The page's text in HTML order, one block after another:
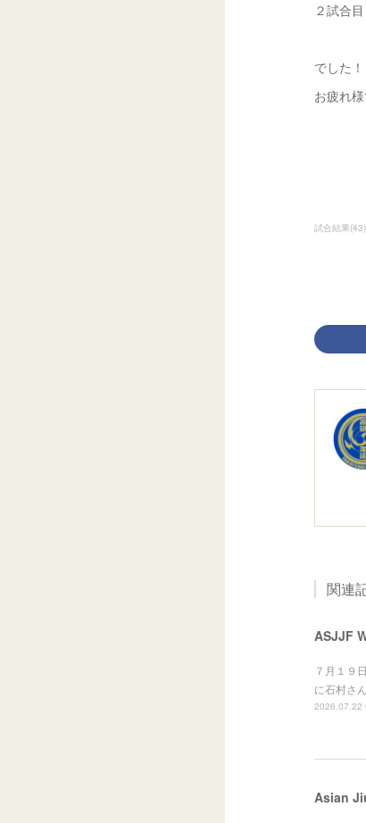
２試合
でした！
お疲れ様
試合結果(43)
関連
ASJJF
７月１９
に石村さ
2026.07.22
Asian